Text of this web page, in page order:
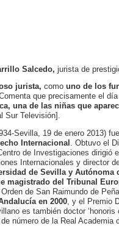
Salcedo, jurista de
jurista, como uno de los
que precisamente el
una de las niñas que
Sur Televisión].
Sevilla, 19 de enero 2013)
Internacional
. Obtuvo el
de Investigaciones dirigió
Internacionales y director
de Sevilla y Autónoma
magistrado del Tribunal
de San Raimundo de
en 2000 , y el Premio
es también doctor ‘honoris
número de la Real Academia